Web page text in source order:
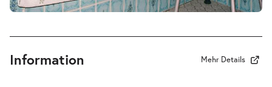
14.04.2027
Mi. 14.04.2027
Tickets
Information Mehr Details